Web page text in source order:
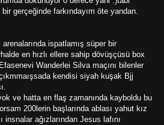
gerçeğinde farkındayım öte yandan.
ispatlamış süper bir
en hızlı ellere sahip dövüşçüsü box
Wanderlei Silva maçını bilenler
kendisi siyah kuşak Bjj
ve hatta en flaş zamanında kayboldu bu
200lerin başlarında ablası yahut kız
ağızlarından Jesus lafını